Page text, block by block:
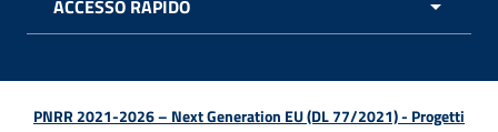
ACCESSO RAPIDO
PNRR 2021-2026 – Next Generation EU (DL 77/2021) - Progetti